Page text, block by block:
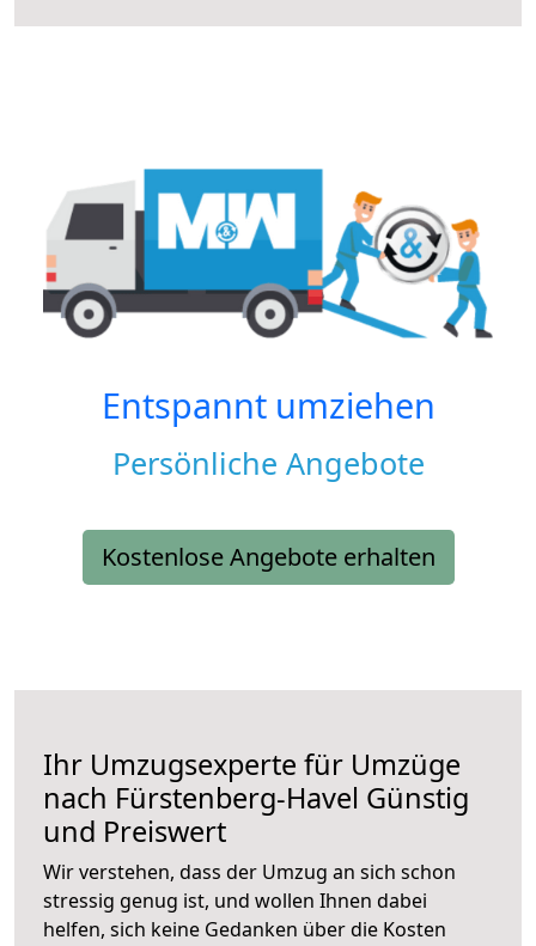
Entspannt umziehen
Persönliche Angebote
Kostenlose Angebote erhalten
Ihr Umzugsexperte für Umzüge
nach Fürstenberg-Havel Günstig
und Preiswert
Wir verstehen, dass der Umzug an sich schon
stressig genug ist, und wollen Ihnen dabei
helfen, sich keine Gedanken über die Kosten